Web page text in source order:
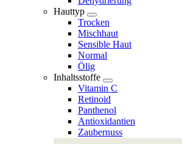
Hauttyp
Trocken
Mischhaut
Sensible Haut
Normal
Ölig
Inhaltsstoffe
Vitamin C
Retinoid
Panthenol
Antioxidantien
Zaubernuss